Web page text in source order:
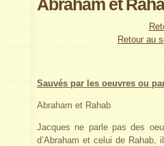
Abraham et
Retour au
Sauvés par les oeuvres ou
Abraham et Rahab
Jacques ne parle pas des
d’Abraham et celui de Rahab,